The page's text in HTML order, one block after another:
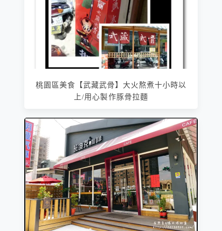
桃園區美食【武藏武骨】大火熬煮十小時以
上/用心製作豚骨拉麵